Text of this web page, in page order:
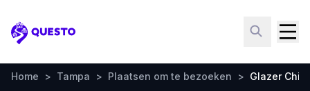
Questo
Home > Tampa > Plaatsen om te bezoeken > Glazer